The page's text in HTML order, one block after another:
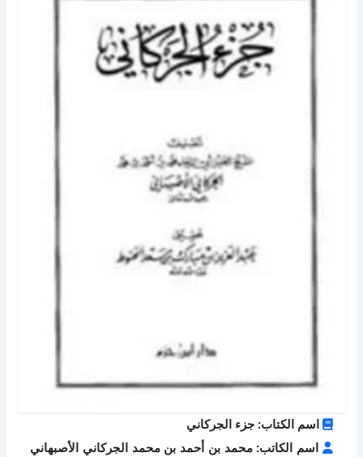
اسم الكتاب: جزء الجركاني
اسم الكاتب: محمد بن أحمد بن محمد الجركاني الأصبهاني